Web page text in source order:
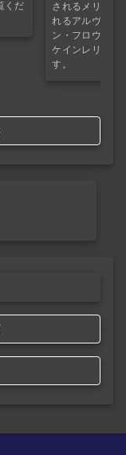
くだ
されるメリア・
れるアルヴ・ソ
ン・フロウライ
ケインレリック
す。